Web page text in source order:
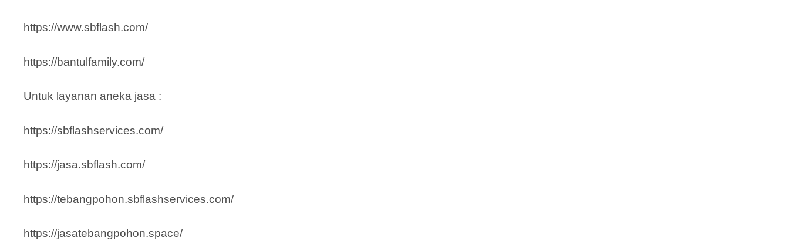
https://www.sbflash.com/
https://bantulfamily.com/
Untuk layanan aneka jasa :
https://sbflashservices.com/
https://jasa.sbflash.com/
https://tebangpohon.sbflashservices.com/
https://jasatebangpohon.space/